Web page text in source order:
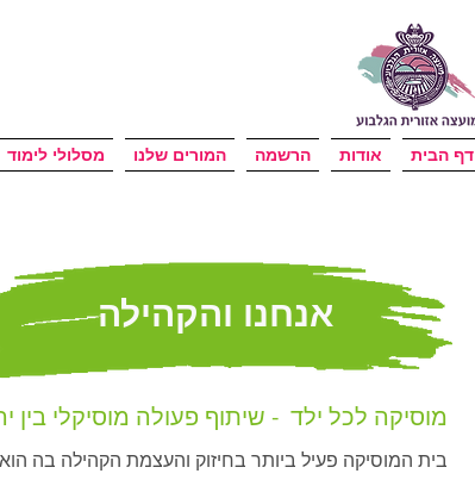
מסלולי לימוד המורים שלנו הרשמה אודות דף הבית
אנחנו והקהילה
מוסיקה לכל ילד - שיתוף פעולה מוסיקלי בין
בית המוסיקה פעיל ביותר בחיזוק והעצמת הקהילה בה